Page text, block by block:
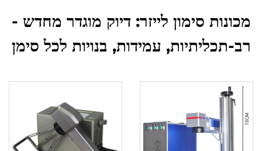
מכונות סימון לייזר: דיוק מוגדר מחדש -
רב-תכליתיות, עמידות, בנויות לכל סימן